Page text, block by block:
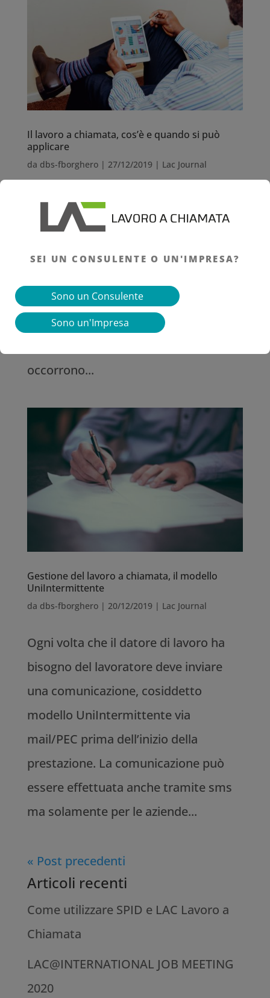
Il lavoro a chiamata, cos’è e quando si può
applicare
da dbs-fborghero| 27/12/2019 | Lac Journal
Il lavoro a chiamata, cos’è e quando si
può applicare Il lavoro a chiamata,
subordinato che consente al datore di
lavoro di richiedere ed utilizzare le
occorrono...
Gestione del lavoro a chiamata, il modello
UniIntermittente
da dbs-fborghero| 20/12/2019 | Lac Journal
Ogni volta che il datore di lavoro ha
bisogno del lavoratore deve inviare
una comunicazione, cosiddetto
modello UniIntermittente via
mail/PEC prima dell’inizio della
prestazione. La comunicazione può
essere effettuata anche tramite sms
ma solamente per le aziende...
« Post precedenti
Articoli recenti
Come utilizzare SPID‌ ‌e‌ LAC ‌Lavoro‌ ‌a‌
‌Chiamata
LAC@INTERNATIONAL JOB MEETING
2020
SEI UN CONSULENTE O UN'IMPRESA?
Sono un Consulente
Sono un'Impresa